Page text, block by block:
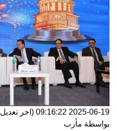
2025-06-19 09:16:22 (اخر تعديل
بواسطة مأرب